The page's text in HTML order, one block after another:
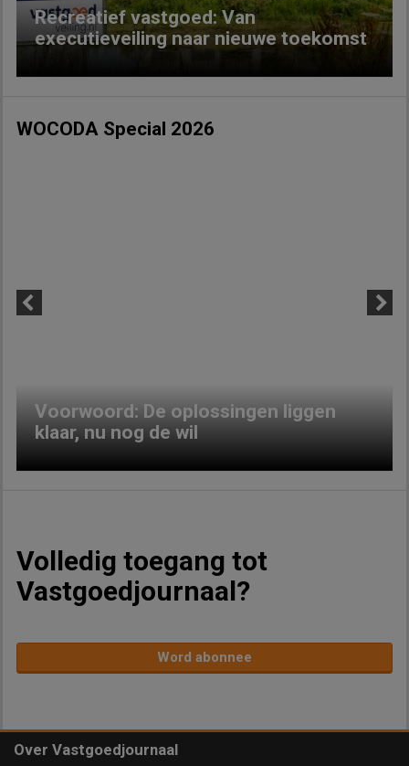
Recreatief vastgoed: Van
executieveiling naar nieuwe toekomst
WOCODA Special 2026
Voorwoord: De oplossingen liggen
klaar, nu nog de wil
Volledig toegang tot
Vastgoedjournaal?
Word abonnee
Over Vastgoedjournaal